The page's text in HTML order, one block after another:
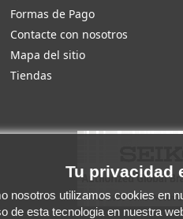
Formas de Pago
Contacte con nosotros
Mapa del sitio
Tiendas
Tu privacidad
nosotros utilizamos cookies en
de esta tecnologia en nuestra